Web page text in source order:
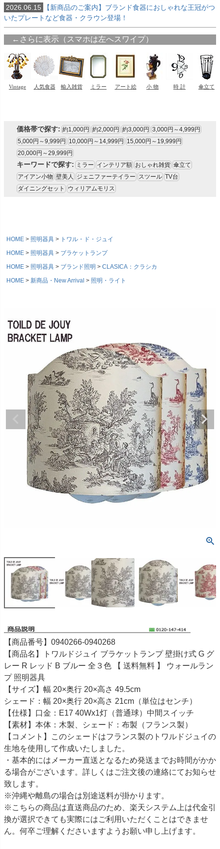
2026.06.15
【新商品のご案内】ブランド食器におしゃれな王冠がつ
いたプレートなど食器・クラウン登場！
価格帯で探す: 約1,000円 約2,000円 約3,000円 3,000円～4,999円
5,000円～9,999円
10,000円～14,999円
15,000円～19,999円
20,000円～29,999円
キーワードで探す: ミラー インテリア額 おしゃれ雑貨 傘立て
アイアン小物 壁美人 ジェニファーテイラー スツール TV台
ダイニングセット
ウィリアムモリス
HOME 照明器具
トワル・ド・ジュイ
HOME
照明器具
ブラケットランプ
HOME
照明器具 ブランド照明
CLASICA：クラシカ
HOME
新商品・New Arrival 照明・ライト
【商品番号】0940266-0940268
【商品名】トワルドジュイ ブラケットランプ 壁掛け式 G グ
レー R レッド B ブルー 全３色 【 送料無料 】 ウォールラン
プ 照明器具
【サイズ】幅 20×奥行 20×高さ 49.5cm
シェード：幅 20×奥行 20×高さ 21cm（単位はセンチ）
【仕様】口金：E17 40Wx1灯（普通球）中間スイッチ
【素材】本体：木製、シェード：布製（フランス製）
【コメント】このシェードはフランス製のトワルドジュイの
生地を使用して作成いたしました。
・基本的にはメーカー直送となるため発送までお時間がかか
る場合がございます。詳しくはご注文後の連絡にてお知らせ
致します。
※沖縄や離島の場合は別途送料が掛かります。
※こちらの商品は直送商品のため、楽天システム上は代金引
換が選択できても実際にはご利用いただくことはできませ
ん。何卒ご理解くださいますようお願い申し上げます。